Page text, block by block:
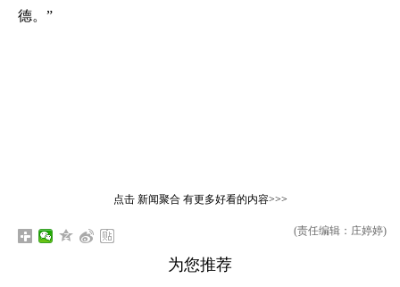
德。”
点击 新闻聚合有更多好看的内容>>>
(责任编辑：庄婷婷)
为您推荐